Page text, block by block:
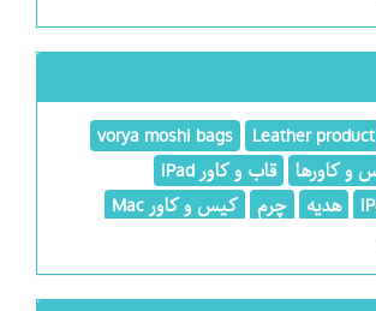
Leather product
vorya moshi bags
و کاورها
قاب و کاور iPad
هدیه چرم کیس و کاور Mac